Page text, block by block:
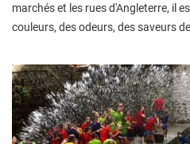
marchés et les rues d'Angleterre, il
couleurs, des odeurs, des saveurs